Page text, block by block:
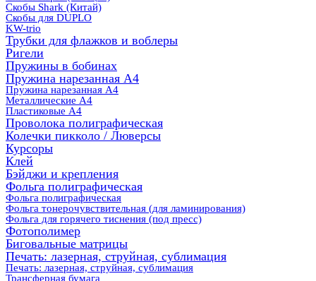
Скобы Shark (Китай)
Скобы для DUPLO
KW-trio
Трубки для флажков и воблеры
Ригели
Пружины в бобинах
Пружина нарезанная А4
Пружина нарезанная А4
Металлические А4
Пластиковые А4
Проволока полиграфическая
Колечки пикколо / Люверсы
Курсоры
Клей
Бэйджи и крепления
Фольга полиграфическая
Фольга полиграфическая
Фольга тонерочувствительная (для ламинирования)
Фольга для горячего тиснения (под пресс)
Фотополимер
Биговальные матрицы
Печать: лазерная, струйная, сублимация
Печать: лазерная, струйная, сублимация
Трансферная бумага